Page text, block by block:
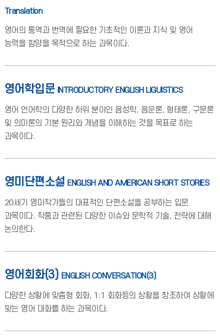
Translation
영어의 통역과 번역에 필요한 기초적인 이론과 지식 및 영어
능력을 함양을 목적으로 하는 과목이다.
영어학입문 INTRODUCTORY ENGLISH LIGUISTICS
영어 언어학의 다양한 하위 분야인 음성학, 음운론, 형태론, 구문론
및 의미론의 기본 원리와 개념을 이해하는 것을 목표로 하는
과목이다.
영미단편소설 ENGLISH AND AMERICAN SHORT STORIES
20세기 영미작가들의 대표적인 단편소설을 공부하는 입문
과목이다. 작품과 관련된 다양한 이슈와 문학적 기술, 전략에 대해
논의한다.
영어회화(3) ENGLISH CONVERSATION(3)
다양한 상황에 맞춤형 회화, 1:1 회화등의 상황을 창조하여 상황에
맞는 영어 대화를 하는 과목이다.